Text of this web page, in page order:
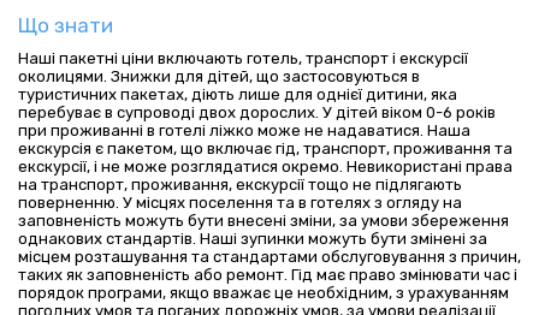
Що знати
Наші пакетні ціни включають готель, транспорт і екскурсії
околицями. Знижки для дітей, що застосовуються в
туристичних пакетах, діють лише для однієї дитини, яка
перебуває в супроводі двох дорослих. У дітей віком 0-6 років
при проживанні в готелі ліжко може не надаватися. Наша
екскурсія є пакетом, що включає гід, транспорт, проживання та
екскурсії, і не може розглядатися окремо. Невикористані права
на транспорт, проживання, екскурсії тощо не підлягають
поверненню. У місцях поселення та в готелях з огляду на
заповненість можуть бути внесені зміни, за умови збереження
однакових стандартів. Наші зупинки можуть бути змінені за
місцем розташування та стандартами обслуговування з причин,
таких як заповненість або ремонт. Гід має право змінювати час і
порядок програми, якщо вважає це необхідним, з урахуванням
погодних умов та поганих дорожніх умов, за умови реалізації